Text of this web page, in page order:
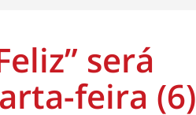
será
feira (6)